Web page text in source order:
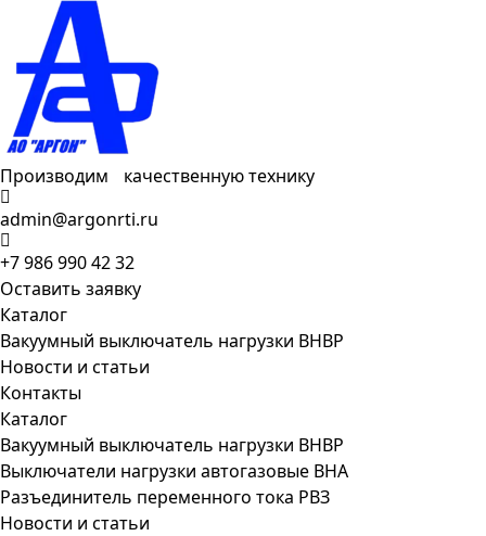
Производим качественную технику
admin@argonrti.ru
+7 986 990 42 32
Оставить заявку
Каталог
Вакуумный выключатель нагрузки ВНВР
Новости и статьи
Контакты
Каталог
Вакуумный выключатель нагрузки ВНВР
Выключатели нагрузки автогазовые ВНА
Разъединитель переменного тока РВЗ
Новости и статьи